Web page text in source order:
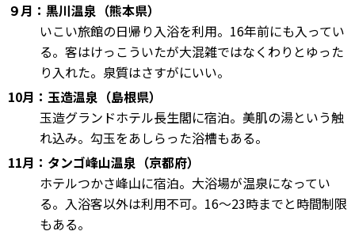
９月：黒川温泉（熊本県）
いこい旅館の日帰り入浴を利用。16年前にも入ってい
る。客はけっこういたが大混雑ではなくわりとゆった
り入れた。泉質はさすがにいい。
10月：玉造温泉（島根県）
玉造グランドホテル長生閣に宿泊。美肌の湯という触
れ込み。勾玉をあしらった浴槽もある。
11月：タンゴ峰山温泉（京都府）
ホテルつかさ峰山に宿泊。大浴場が温泉になってい
る。入浴客以外は利用不可。16～23時までと時間制限
もある。